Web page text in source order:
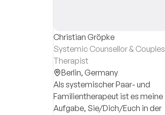
Christian Gröpke
Systemic Counsellor & Couples
Therapist
Berlin, Germany
Als systemischer Paar- und
Familientherapeut ist es meine
Aufgabe, Sie/Dich/Euch in der